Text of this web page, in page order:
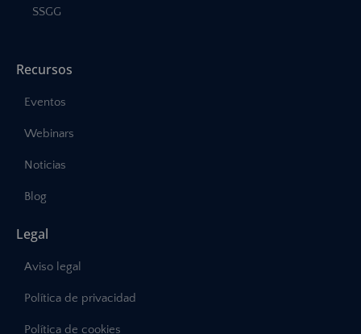
SSGG
Recursos
Eventos
Webinars
Noticias
Blog
Legal
Aviso legal
Política de privacidad
Política de cookies